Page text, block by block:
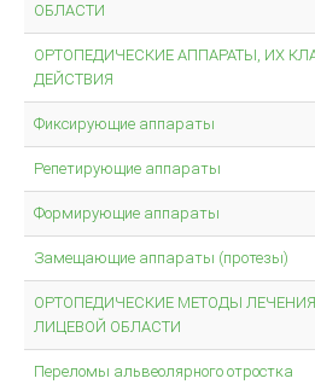
ОБЛАСТИ
ОРТОПЕДИЧЕСКИЕ АППАРАТЫ, ИХ
ДЕЙСТВИЯ
Фиксирующие аппараты
Репетирующие аппараты
Формирующие аппараты
Замещающие аппараты (протезы)
ОРТОПЕДИЧЕСКИЕ МЕТОДЫ
ЛИЦЕВОЙ ОБЛАСТИ
Переломы альвеолярного отростка